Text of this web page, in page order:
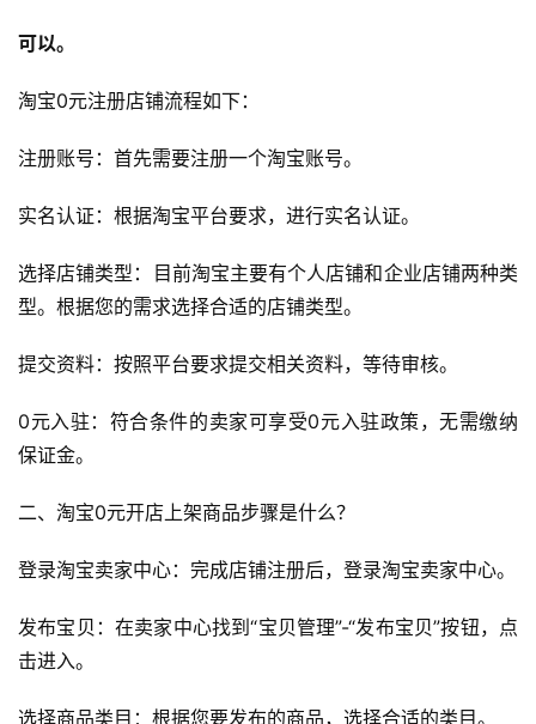
可以。
淘宝0元注册店铺流程如下：
注册账号：首先需要注册一个淘宝账号。
实名认证：根据淘宝平台要求，进行实名认证。
选择店铺类型：目前淘宝主要有个人店铺和企业店铺两种类
型。根据您的需求选择合适的店铺类型。
提交资料：按照平台要求提交相关资料，等待审核。
0元入驻：符合条件的卖家可享受0元入驻政策，无需缴纳
保证金。
二、淘宝0元开店上架商品步骤是什么？
登录淘宝卖家中心：完成店铺注册后，登录淘宝卖家中心。
发布宝贝：在卖家中心找到“宝贝管理”-“发布宝贝”按钮，点
击进入。
选择商品类目：根据您要发布的商品，选择合适的类目。